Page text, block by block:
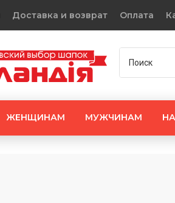
Доставка и возврат Оплата
ЖЕНЩИНАМ МУЖЧИНАМ